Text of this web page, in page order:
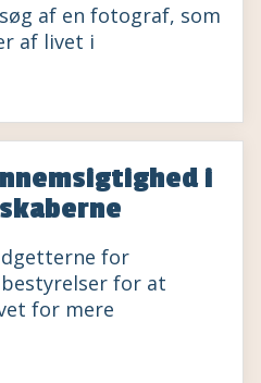
af en fotograf, som
af livet i
i
for
for at
for mere